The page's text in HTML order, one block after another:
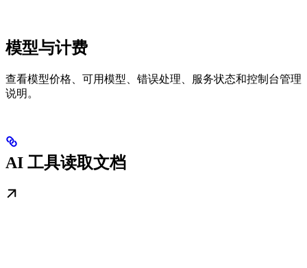
模型与计费
查看模型价格、可用模型、错误处理、服务状态和控制台管理
说明。
AI 工具读取文档